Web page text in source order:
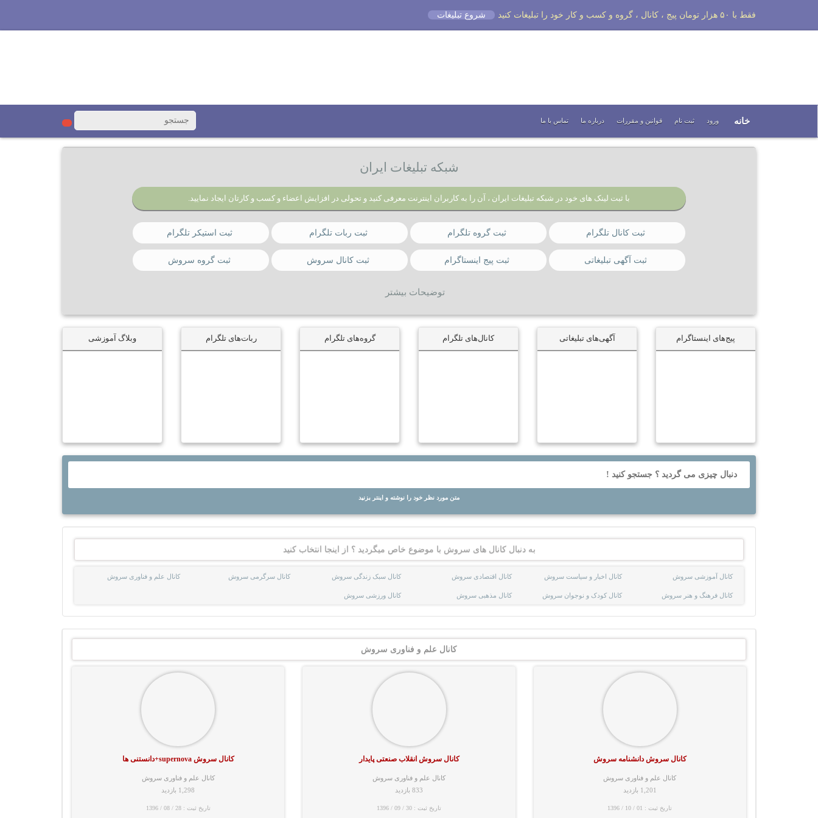
فقط با ۵۰ هزار تومان پیج ، کانال ، گروه و کسب و کار خود را تبلیغات کنید شروع تبلیغات
خانه ورود ثبت نام قوانین و مقررات درباره ما تماس با ما
شبکه تبلیغات ایران
با ثبت لینک های خود در شبکه تبلیغات ایران ، آن را به کاربران اینترنت معرفی کنید و تحولی در افزایش اعضاء و کسب و کارتان ایجاد نمایید.
ثبت کانال تلگرام ثبت گروه تلگرام ثبت ربات تلگرام ثبت استیکر تلگرام
ثبت آگهی تبلیغاتی ثبت پیج اینستاگرام ثبت کانال سروش ثبت گروه سروش
توضیحات بیشتر
پیج‌های اینستاگرام آگهی‌های تبلیغاتی کانال‌های تلگرام گروه‌های تلگرام ربات‌های تلگرام وبلاگ آموزشی
متن مورد نظر خود را نوشته و اینتر بزنید
به دنبال کانال های سروش با موضوع خاص میگردید ؟ از اینجا انتخاب کنید
کانال آموزشی سروش کانال اخبار و سیاست سروش کانال اقتصادی سروش کانال سبک زندگی سروش کانال سرگرمی سروش کانال علم و فناوری سروش
کانال فرهنگ و هنر سروش کانال کودک و نوجوان سروش کانال مذهبی سروش کانال ورزشی سروش
کانال علم و فناوری سروش
کانال سروش دانشنامه سروش
کانال علم و فناوری سروش
1,201 بازدید
تاریخ ثبت : 01 / 10 / 1396
کانال سروش انقلاب صنعتی پایدار
کانال علم و فناوری سروش
833 بازدید
تاریخ ثبت : 30 / 09 / 1396
کانال سروش supernova+دانستنی ها
کانال علم و فناوری سروش
1,298 بازدید
تاریخ ثبت : 28 / 08 / 1396